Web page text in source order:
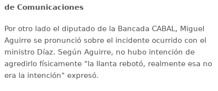
de Comunicaciones
Por otro lado el diputado de la Bancada CABAL, Miguel
Aguirre se pronunció sobre el incidente ocurrido con el
ministro Díaz. Según Aguirre, no hubo intención de
agredirlo físicamente "la llanta rebotó, realmente esa no
era la intención" expresó.